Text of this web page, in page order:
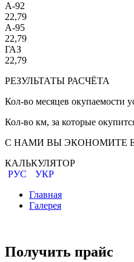
A-92
22,79
A-95
22,79
ГАЗ
22,79
РЕЗУЛЬТАТЫ РАСЧЁТА
Кол-во месяцев окупаемости
Кол-во км, за которые
С НАМИ ВЫ ЭКОНОМИТЕ
КАЛЬКУЛЯТОР
РУС
УКР
Главная
Галерея
Получить прайс